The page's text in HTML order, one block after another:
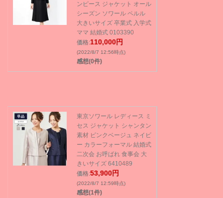
ンピース ジャケット オール
シーズン ソワール ペルル
大きいサイズ 卒業式 入学式
ママ 結婚式 0103390
価格:110,000円
(2022/8/7 12:56時点)
感想(0件)
東京ソワール レディース ミ
セス ジャケット シャンタン
素材 ピンクベージュ ネイビ
ー カラーフォーマル 結婚式
二次会 お呼ばれ 食事会 大
きいサイズ 6410489
価格:53,900円
(2022/8/7 12:59時点)
感想(1件)